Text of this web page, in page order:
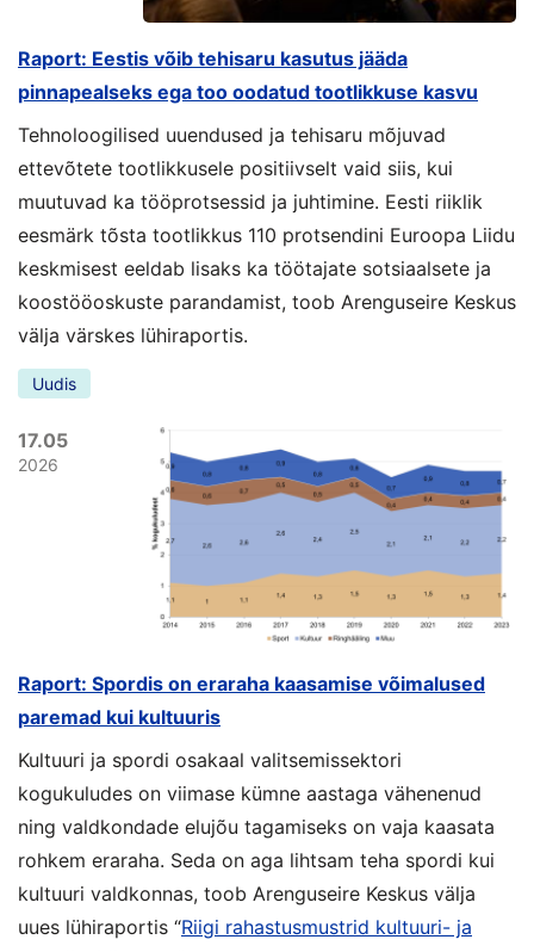
Raport: Eestis võib tehisaru kasutus jääda
pinnapealseks ega too oodatud tootlikkuse kasvu
Tehnoloogilised uuendused ja tehisaru mõjuvad
ettevõtete tootlikkusele positiivselt vaid siis, kui
muutuvad ka tööprotsessid ja juhtimine. Eesti riiklik
eesmärk tõsta tootlikkus 110 protsendini Euroopa Liidu
keskmisest eeldab lisaks ka töötajate sotsiaalsete ja
koostööoskuste parandamist, toob Arenguseire Keskus
välja värskes lühiraportis.
Uudis
17.05
2026
Raport: Spordis on eraraha kaasamise võimalused
paremad kui kultuuris
Kultuuri ja spordi osakaal valitsemissektori
kogukuludes on viimase kümne aastaga vähenenud
ning valdkondade elujõu tagamiseks on vaja kaasata
rohkem eraraha. Seda on aga lihtsam teha spordi kui
kultuuri valdkonnas, toob Arenguseire Keskus välja
uues lühiraportis “Riigi rahastusmustrid kultuuri- ja